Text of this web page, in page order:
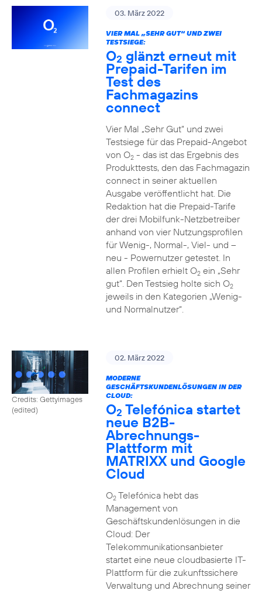
03. März 2022
VIER MAL „SEHR GUT“ UND ZWEI
TESTSIEGE:
O2 glänzt erneut mit
Prepaid-Tarifen im
Test des
Fachmagazins
connect
Vier Mal „Sehr Gut“ und zwei
Testsiege für das Prepaid-Angebot
von O2- das ist das Ergebnis des
Produkttests, den das Fachmagazin
connect in seiner aktuellen
Ausgabe veröffentlicht hat. Die
Redaktion hat die Prepaid-Tarife
der drei Mobilfunk-Netzbetreiber
anhand von vier Nutzungsprofilen
für Wenig-, Normal-, Viel- und –
neu - Powernutzer getestet. In
allen Profilen erhielt O2ein „Sehr
gut“. Den Testsieg holte sich O2
jeweils in den Kategorien „Wenig-
und Normalnutzer“.
Credits: Gettyimages
(edited)
02. März 2022
MODERNE
GESCHÄFTSKUNDENLÖSUNGEN IN DER
CLOUD:
O2 Telefónica startet
neue B2B-
Abrechnungs-
Plattform mit
MATRIXX und Google
Cloud
O2Telefónica hebt das
Management von
Geschäftskundenlösungen in die
Cloud: Der
Telekommunikationsanbieter
startet eine neue cloudbasierte IT-
Plattform für die zukunftssichere
Verwaltung und Abrechnung seiner